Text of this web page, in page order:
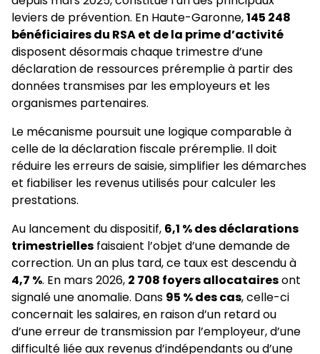
leviers de prévention. En Haute-Garonne,145 248
bénéficiaires du RSA et de la prime d’activité
disposent désormais chaque trimestre d’une
déclaration de ressources préremplie à partir des
données transmises par les employeurs et les
organismes partenaires.
Le mécanisme poursuit une logique comparable à
celle de la déclaration fiscale préremplie. Il doit
réduire les erreurs de saisie, simplifier les démarches
et fiabiliser les revenus utilisés pour calculer les
prestations.
Au lancement du dispositif, 6,1 % des déclarations
trimestrielles faisaient l’objet d’une demande de
correction. Un an plus tard, ce taux est descendu à
4,7 %. En mars 2026, 2 708 foyers allocatairesont
signalé une anomalie. Dans 95 % des cas, celle-ci
concernait les salaires, en raison d’un retard ou
d’une erreur de transmission par l’employeur, d’une
difficulté liée aux revenus d’indépendants ou d’une